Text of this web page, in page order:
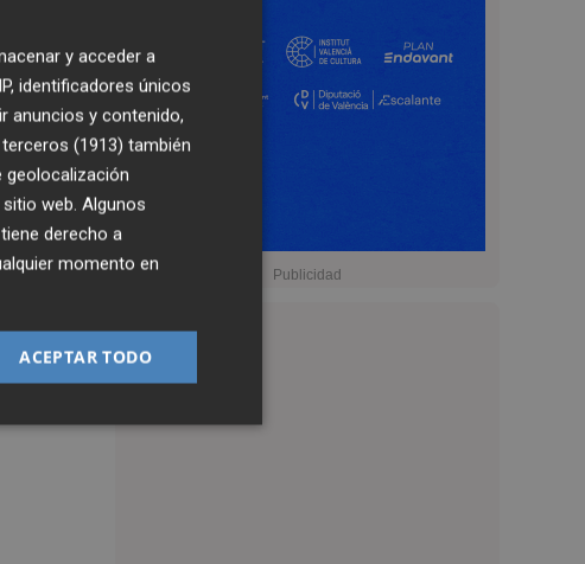
y acceder a
identificadores únicos
anuncios y contenido,
(1913) también
geolocalización
web. Algunos
derecho a
momento en
ACEPTAR TODO